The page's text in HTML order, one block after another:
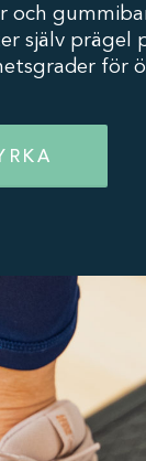
och
själv prägel
för